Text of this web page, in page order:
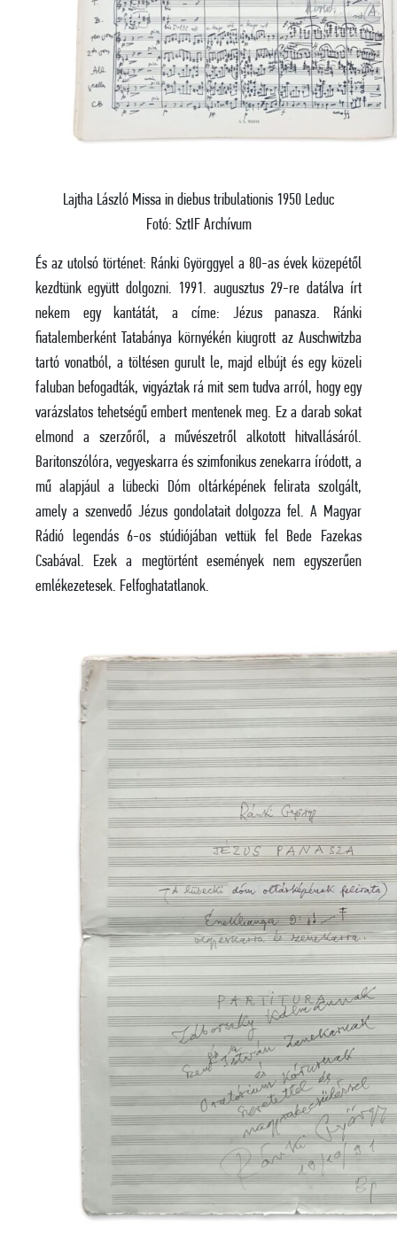
Lajtha László Missa in diebus tribulationis 1950 Leduc
Fotó: SztIF Archívum
És az utolsó történet: Ránki Györggyel a 80-as évek közepétől
kezdtünk együtt dolgozni. 1991. augusztus 29-re datálva írt
nekem egy kantátát, a címe: Jézus panasza. Ránki
fiatalemberként Tatabánya környékén kiugrott az Auschwitzba
tartó vonatból, a töltésen gurult le, majd elbújt és egy közeli
faluban befogadták, vigyáztak rá mit sem tudva arról, hogy egy
varázslatos tehetségű embert mentenek meg. Ez a darab sokat
elmond a szerzőről, a művészetről alkotott hitvallásáról.
Baritonszólóra, vegyeskarra és szimfonikus zenekarra íródott, a
mű alapjául a lübecki Dóm oltárképének felirata szolgált,
amely a szenvedő Jézus gondolatait dolgozza fel. A Magyar
Rádió legendás 6-os stúdiójában vettük fel Bede Fazekas
Csabával. Ezek a megtörtént események nem egyszerűen
emlékezetesek. Felfoghatatlanok.